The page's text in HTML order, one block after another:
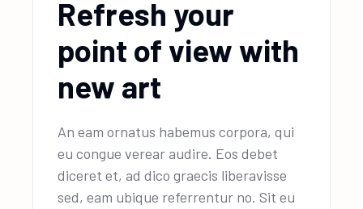
Refresh your
point of view with
new art
An eam ornatus habemus corpora, qui
eu congue verear audire. Eos debet
diceret et, ad dico graecis liberavisse
sed, eam ubique referrentur no. Sit eu